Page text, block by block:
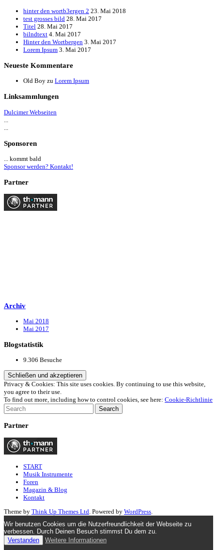
hinter den wortb3ergen 2 23. Mai 2018
test grosses bild 28. Mai 2017
Titel 28. Mai 2017
bilndtext 4. Mai 2017
Hinter den Wortbergen 3. Mai 2017
Lorem Ipsum 3. Mai 2017
Neueste Kommentare
Old Boy zu Lorem Ipsum
Linksammlungen
Dulcimer Webseiten
Sponsoren
... kommt bald
Sponsor werden? Kontakt!
Partner
Archiv
Mai 2018
Mai 2017
Blogstatistik
9.306 Besuche
Privacy & Cookies: This site uses cookies. By continuing to use this website,
you agree to their use.
To find out more, including how to control cookies, see here: Cookie-Richtlinie
Partner
START
Musik Instrumente
Foren
Magazin & Blog
Kontakt
Theme by Think Up Themes Ltd . Powered by WordPress
Wir benutzen Cookies um die Nutzerfreundlichkeit der Webseite zu
verbessen. Durch Deinen Besuch stimmst Du dem zu.
Verstanden
Weitere Informationen